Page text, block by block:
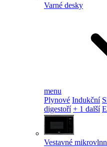
Varné desky
menu
Plynové Indukční
digestoří + 1 další
Vestavné